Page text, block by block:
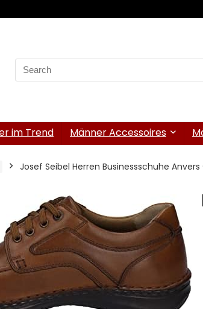
Search
for:
im Trend Männer Accessoires
Josef Seibel Herren Businessschuhe